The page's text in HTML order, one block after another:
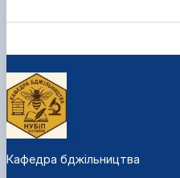
Кафедра бджільництва